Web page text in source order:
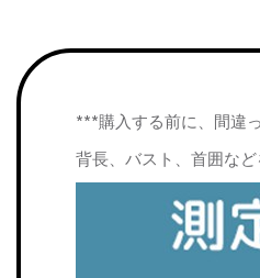
***購入する前に、間違
背長、バスト、首囲な